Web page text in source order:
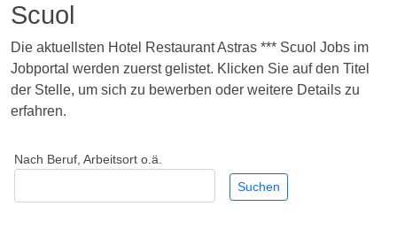
Scuol
Die aktuellsten Hotel Restaurant Astras *** Scuol Jobs im
Jobportal werden zuerst gelistet. Klicken Sie auf den Titel
der Stelle, um sich zu bewerben oder weitere Details zu
erfahren.
Nach Beruf, Arbeitsort o.ä.